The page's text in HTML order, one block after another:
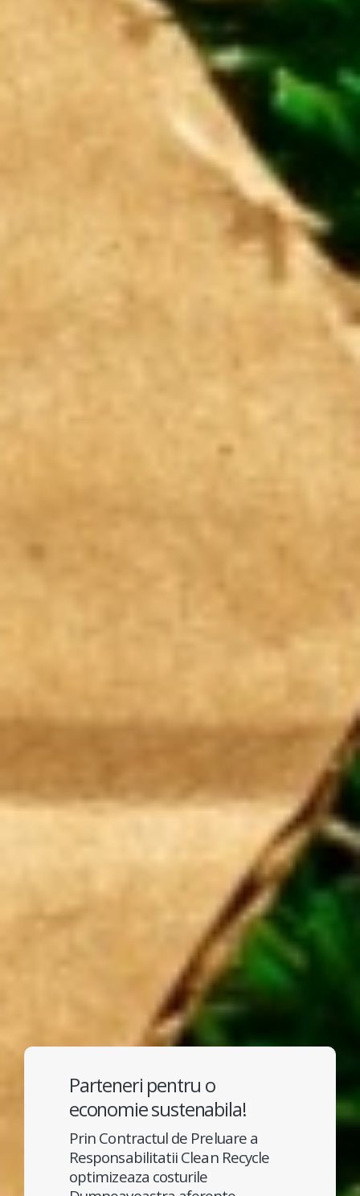
Parteneri pentru o
economie sustenabila!
Prin Contractul de Preluare a
Responsabilitatii Clean Recycle
optimizeaza costurile